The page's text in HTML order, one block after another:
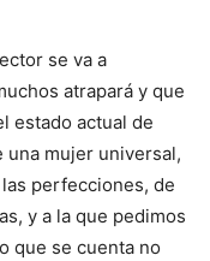
se va a
atrapará y que
estado actual de
una mujer universal,
perfecciones, de
y a la que pedimos
que se cuenta no